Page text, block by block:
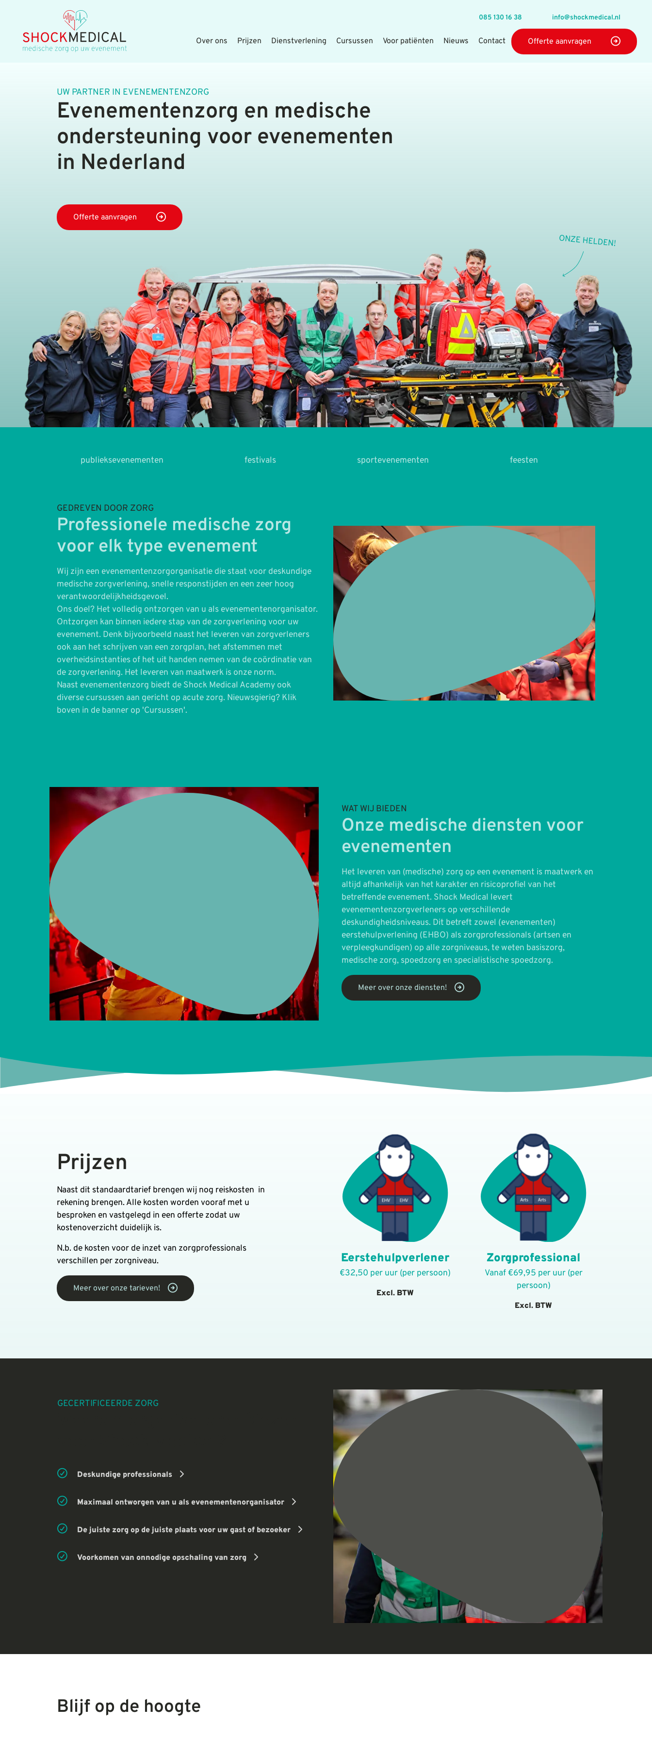
085 130 16 38 info@shockmedical.nl
Over ons Prijzen Dienstverlening Cursussen Voor patiënten Nieuws Contact Offerte aanvragen
UW PARTNER IN EVENEMENTENZORG
Evenementenzorg en medische
ondersteuning voor evenementen
in Nederland
Offerte aanvragen
publieksevenementen festivals sportevenementen feesten
GEDREVEN DOOR ZORG
Professionele medische zorg
voor elk type evenement
Wij zijn een evenementenzorgorganisatie die staat voor deskundige
medische zorgverlening, snelle responstijden en een zeer hoog
verantwoordelijkheidsgevoel.
Ons doel? Het volledig ontzorgen van u als evenementenorganisator.
Ontzorgen kan binnen iedere stap van de zorgverlening voor uw
evenement. Denk bijvoorbeeld naast het leveren van zorgverleners
ook aan het schrijven van een zorgplan, het afstemmen met
overheidsinstanties of het uit handen nemen van de coördinatie van
de zorgverlening. Het leveren van maatwerk is onze norm.
Naast evenementenzorg biedt de Shock Medical Academy ook
diverse cursussen aan gericht op acute zorg. Nieuwsgierig? Klik
boven in de banner op 'Cursussen'.
WAT WIJ BIEDEN
Onze medische diensten voor
evenementen
Het leveren van (medische) zorg op een evenement is maatwerk en
altijd afhankelijk van het karakter en risicoprofiel van het
betreffende evenement. Shock Medical levert
evenementenzorgverleners op verschillende
deskundigheidsniveaus. Dit betreft zowel (evenementen)
eerstehulpverlening (EHBO) als zorgprofessionals (artsen en
verpleegkundigen) op alle zorgniveaus, te weten basiszorg,
medische zorg, spoedzorg en specialistische spoedzorg.
Meer over onze diensten!
Prijzen
Naast dit standaardtarief brengen wij nog reiskosten in
rekening brengen. Alle kosten worden vooraf met u
besproken en vastgelegd in een offerte zodat uw
kostenoverzicht duidelijk is.
N.b. de kosten voor de inzet van zorgprofessionals
verschillen per zorgniveau.
Meer over onze tarieven!
Eerstehulpverlener
€32,50 per uur (per persoon)
Excl. BTW
Zorgprofessional
Vanaf €69,95 per uur (per
persoon)
Excl. BTW
GECERTIFICEERDE ZORG
Deskundige professionals
Maximaal ontworgen van u als evenementenorganisator
De juiste zorg op de juiste plaats voor uw gast of bezoeker
Voorkomen van onnodige opschaling van zorg
Blijf op de hoogte